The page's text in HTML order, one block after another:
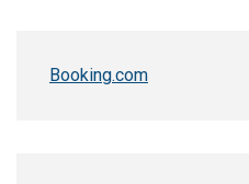
Booking.com